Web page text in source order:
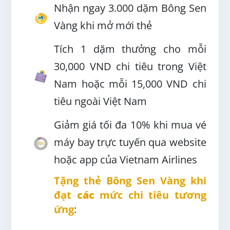
Nhận ngay 3.000 dặm Bông Sen
Vàng khi mở mới thẻ
Tích 1 dặm thưởng cho mỗi
30,000 VND chi tiêu trong Việt
Nam hoặc mỗi 15,000 VND chi
tiêu ngoài Việt Nam
Giảm giá tối đa 10% khi mua vé
máy bay trực tuyến qua website
hoặc app của Vietnam Airlines
Tặng thẻ Bông Sen Vàng khi
đạt các mức chi tiêu tương
ứng: